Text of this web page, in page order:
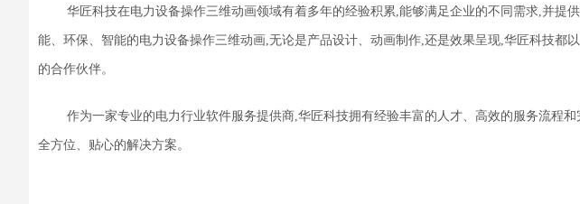
华匠科技在电力设备操作三维动画领域有着多年的经验积累,能够满足企业的不同需求,并提供
能、环保、智能的电力设备操作三维动画,无论是产品设计、动画制作,还是效果呈现,华匠科技都
的合作伙伴。
作为一家专业的电力行业软件服务提供商,华匠科技拥有经验丰富的人才、高效的服务流程
全方位、贴心的解决方案。